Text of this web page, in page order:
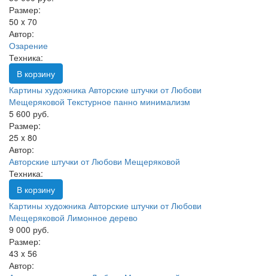
Размер:
50 x 70
Автор:
Озарение
Техника:
В корзину
Картины художника Авторские штучки от Любови
Мещеряковой Текстурное панно минимализм
5 600 руб.
Размер:
25 x 80
Автор:
Авторские штучки от Любови Мещеряковой
Техника:
В корзину
Картины художника Авторские штучки от Любови
Мещеряковой Лимонное дерево
9 000 руб.
Размер:
43 x 56
Автор: